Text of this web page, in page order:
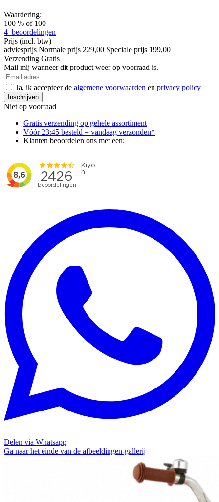
Waardering:
100 % of 100
4 beoordelingen
Prijs (incl. btw)
adviesprijs Normale prijs 229,00 Speciale prijs 199,00
Verzending Gratis
Mail mij wanneer dit product weer op voorraad is.
Ja, ik accepteer de algemene voorwaarden en privacy policy
Inschrijven
Niet op voorraad
Gratis verzending op gehele assortiment
Vóór 23:45 besteld = vandaag verzonden*
Klanten beoordelen ons met een:
Delen via Whatsapp
Ga naar het einde van de afbeeldingen-gallerij